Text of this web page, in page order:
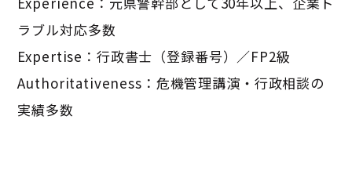
ラブル対応多数
Expertise：行政書士（登録番号）／FP2級
Authoritativeness：危機管理講演・行政相談の
実績多数